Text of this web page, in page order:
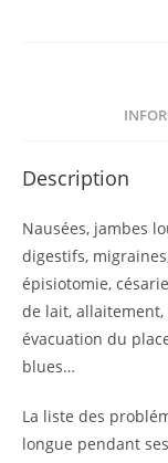
Allaitement
Description
Nausées, jambes
digestifs,
épisiotomie,
de lait, allaitement,
évacuation du
blues…
La liste des
longue pendant